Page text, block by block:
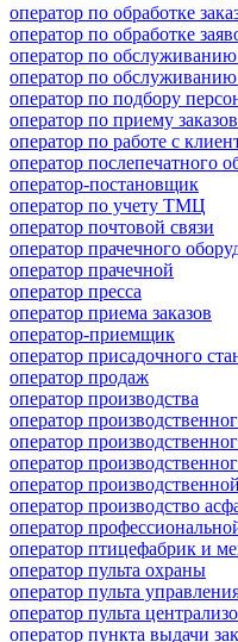
оператор по обработке
оператор по обработке
оператор по
оператор по
оператор по подбору
оператор по приему заказов
оператор по работе с
оператор послепечатного
оператор-постановщик
оператор по учету ТМЦ
оператор почтовой связи
оператор прачечного
оператор прачечной
оператор пресса
оператор приема заказов
оператор-приемщик
оператор присадочного
оператор продаж
оператор производства
оператор
оператор
оператор
оператор
оператор производство
оператор
оператор птицефабрик и
оператор пульта охраны
оператор пульта
оператор пульта
оператор пункта выдачи